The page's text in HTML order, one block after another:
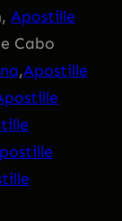
Apostille
Cabo
,Apostille